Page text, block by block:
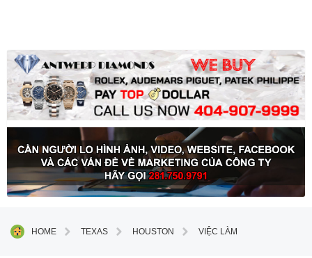
HOME TEXAS HOUSTON VIỆC LÀM